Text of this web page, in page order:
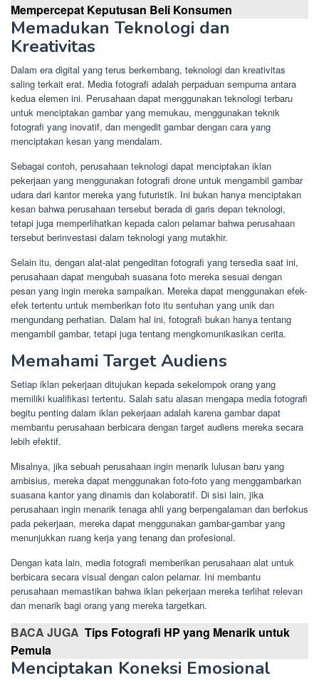
Mempercepat Keputusan Beli Konsumen
Memadukan Teknologi dan
Kreativitas
Dalam era digital yang terus berkembang, teknologi dan kreativitas
saling terkait erat. Media fotografi adalah perpaduan sempurna antara
kedua elemen ini. Perusahaan dapat menggunakan teknologi terbaru
untuk menciptakan gambar yang memukau, menggunakan teknik
fotografi yang inovatif, dan mengedit gambar dengan cara yang
menciptakan kesan yang mendalam.
Sebagai contoh, perusahaan teknologi dapat menciptakan iklan
pekerjaan yang menggunakan fotografi drone untuk mengambil gambar
udara dari kantor mereka yang futuristik. Ini bukan hanya menciptakan
kesan bahwa perusahaan tersebut berada di garis depan teknologi,
tetapi juga memperlihatkan kepada calon pelamar bahwa perusahaan
tersebut berinvestasi dalam teknologi yang mutakhir.
Selain itu, dengan alat-alat pengeditan fotografi yang tersedia saat ini,
perusahaan dapat mengubah suasana foto mereka sesuai dengan
pesan yang ingin mereka sampaikan. Mereka dapat menggunakan efek-
efek tertentu untuk memberikan foto itu sentuhan yang unik dan
mengundang perhatian. Dalam hal ini, fotografi bukan hanya tentang
mengambil gambar, tetapi juga tentang mengkomunikasikan cerita.
Memahami Target Audiens
Setiap iklan pekerjaan ditujukan kepada sekelompok orang yang
memiliki kualifikasi tertentu. Salah satu alasan mengapa media fotografi
begitu penting dalam iklan pekerjaan adalah karena gambar dapat
membantu perusahaan berbicara dengan target audiens mereka secara
lebih efektif.
Misalnya, jika sebuah perusahaan ingin menarik lulusan baru yang
ambisius, mereka dapat menggunakan foto-foto yang menggambarkan
suasana kantor yang dinamis dan kolaboratif. Di sisi lain, jika
perusahaan ingin menarik tenaga ahli yang berpengalaman dan berfokus
pada pekerjaan, mereka dapat menggunakan gambar-gambar yang
menunjukkan ruang kerja yang tenang dan profesional.
Dengan kata lain, media fotografi memberikan perusahaan alat untuk
berbicara secara visual dengan calon pelamar. Ini membantu
perusahaan memastikan bahwa iklan pekerjaan mereka terlihat relevan
dan menarik bagi orang yang mereka targetkan.
BACA JUGA Tips Fotografi HP yang Menarik untuk
Pemula
Menciptakan Koneksi Emosional